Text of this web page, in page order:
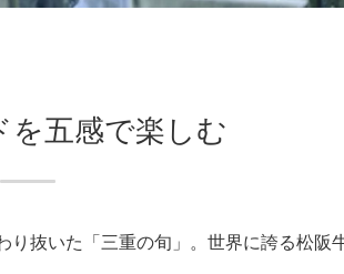
を五感で楽しむ
り抜いた「三重の旬」。世界に誇る松阪